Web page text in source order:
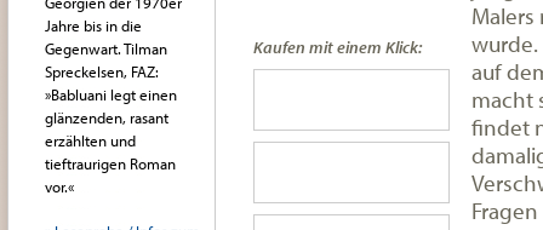
Kaufen mit einem Klick:
wurde.
auf
macht
findet
Jahre bis in die
Gegenwart. Tilman
Spreckelsen, FAZ:
»Babluani legt einen
glänzenden, rasant
erzählten und
tieftraurigen Roman
vor.«